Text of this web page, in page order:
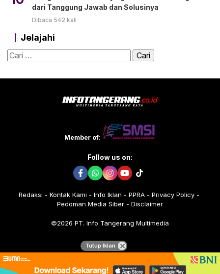
dari Tanggung Jawab dan Solusinya
Dibaca 542 kali
Jelajahi
Cari
Member of:
Follow us on:
Redaksi Kontak Kami Info Iklan PPRA
Privacy Policy
Pedoman Media Siber
Disclaimer
©2026 PT. Info Tangerang Multimedia
Tutup Iklan